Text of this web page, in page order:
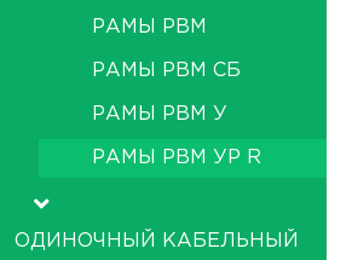
РАМЫ РВМ
РАМЫ РВМ СБ
РАМЫ РВМ У
РАМЫ РВМ УР R
ОДИНОЧНЫЙ КАБЕЛЬНЫЙ